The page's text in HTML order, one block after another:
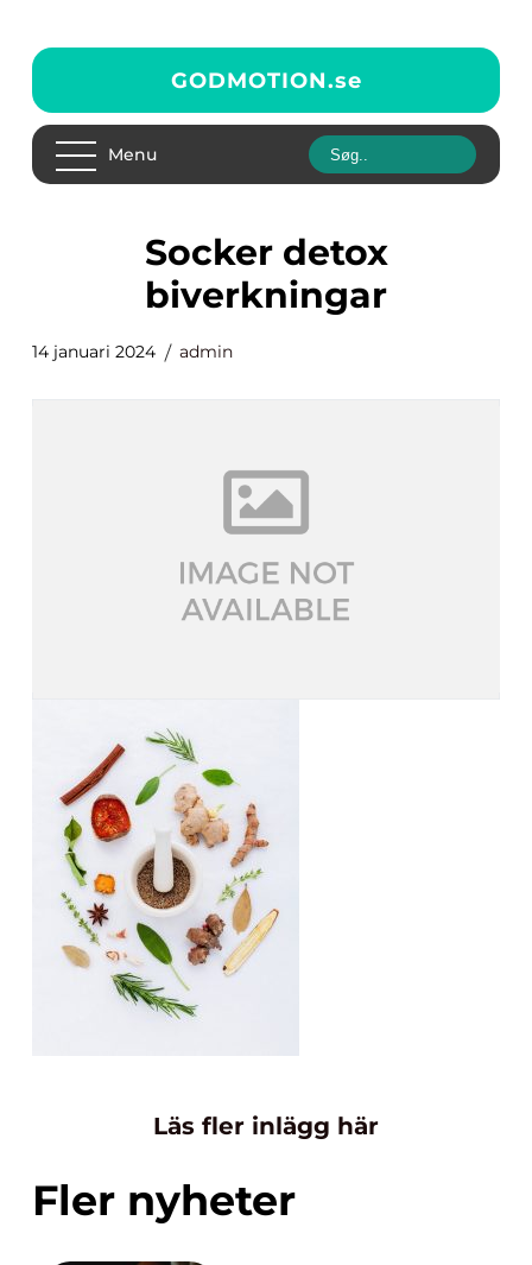
GODMOTION.se
Menu
socker detox
biverkningar
14 januari 2024 admin
Läs fler inlägg här
Fler nyheter